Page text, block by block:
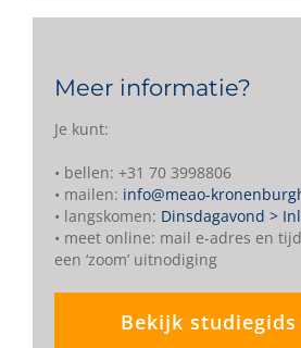
Meer informatie?
Je kunt:
• bellen: +31 70 3998806
• mailen: info@meao-
• langskomen: Dinsdagavond >
• meet online: mail e-adres en
een ‘zoom’ uitnodiging
Bekijk